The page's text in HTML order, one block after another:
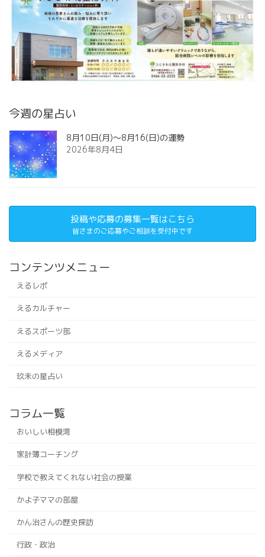
今週の星占い
8月10日(月)～8月16(日)の運勢
2026年8月4日
投稿や応募の募集一覧はこちら
皆さまのご応募やご相談を受付中です
コンテンツメニュー
えるレポ
えるカルチャー
えるスポーツ部
えるメディア
玖未の星占い
コラム一覧
おいしい相模湾
家計簿コーチング
学校で教えてくれない社会の授業
かよ子ママの部屋
かん治さんの歴史探訪
行政・政治